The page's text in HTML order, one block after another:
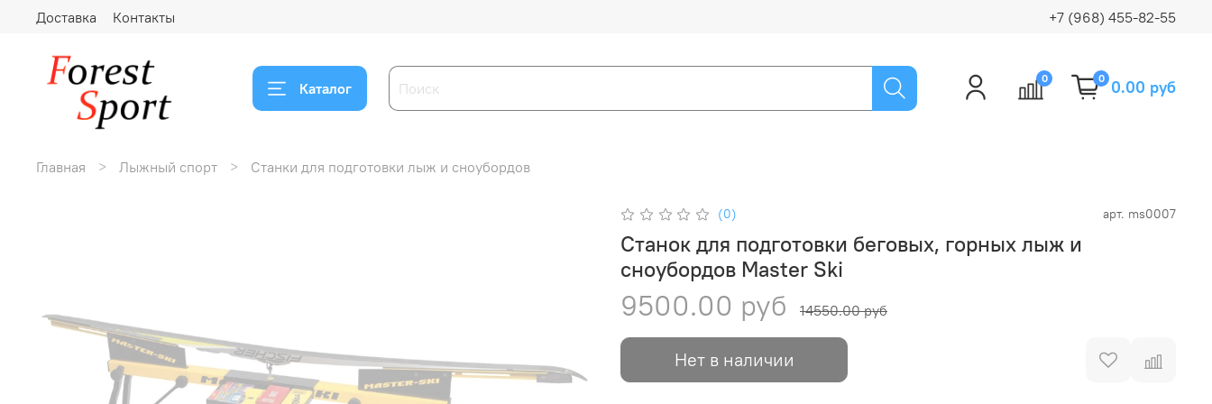
Доставка Контакты +7 (968) 455-82-55
Каталог
0 0 0.00 руб
Главная Лыжный спорт Станки для подготовки лыж и сноубордов
(0) арт. ms0007
Станок для подготовки беговых, горных лыж и
сноубордов Master Ski
9500.00 руб 14550.00 руб
Нет в наличии